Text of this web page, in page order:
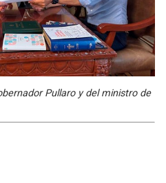
Pullaro y del ministro de